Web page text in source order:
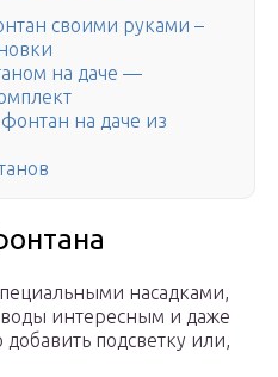
своими руками –
на даче —
на даче из
насадками,
интересным и даже
подсветку или,